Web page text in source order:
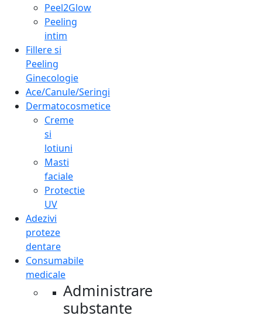
Peel2Glow
Peeling
intim
Fillere si
Peeling
Ginecologie
Ace/Canule/Seringi
Dermatocosmetice
Creme
si
lotiuni
Masti
faciale
Protectie
UV
Adezivi
proteze
dentare
Consumabile
medicale
Administrare
substante